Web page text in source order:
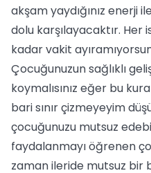
akşam yaydığınız enerji
dolu karşılayacaktır. Her
kadar vakit
Çocuğunuzun sağlıklı
koymalısınız eğer bu
bari sınır çizmeyeyim
çocuğunuzu mutsuz
faydalanmayı öğrenen
zaman ileride mutsuz bir